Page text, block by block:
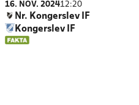
16. NOV. 202412:20
Nr. Kongerslev IF
Kongerslev IF